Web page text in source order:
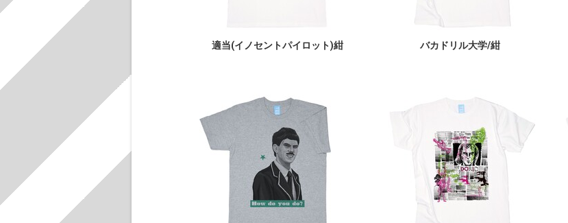
適当(イノセントパイロット)紺 バカドリル大学/紺